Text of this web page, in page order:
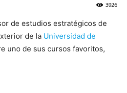
3926
de estudios estratégicos de
de la Universidad de
uno de sus cursos favoritos,